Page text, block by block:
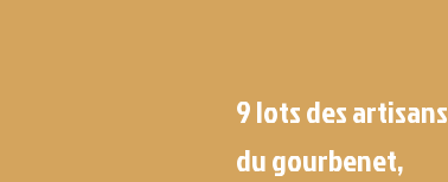
9 lots des artisans
du gourbenet,